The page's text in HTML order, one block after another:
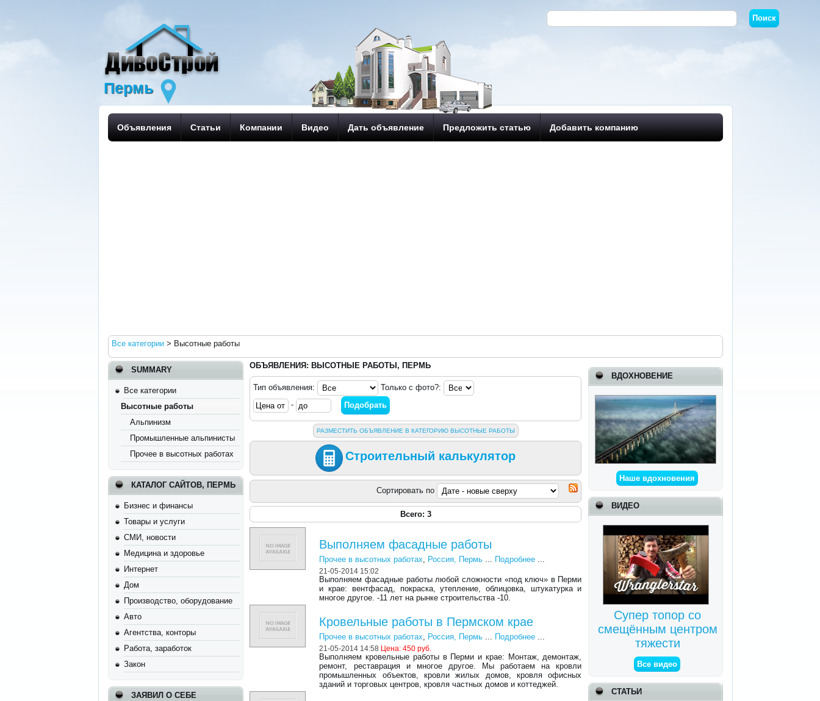
Пермь
Объявления Статьи Компании Видео Дать объявление Предложить статью Добавить компанию
Все категории > Высотные работы
SUMMARY
Все категории
Высотные работы
Альпинизм
Промышленные альпинисты
Прочее в высотных работах
КАТАЛОГ САЙТОВ, ПЕРМЬ
Бизнес и финансы
Товары и услуги
СМИ, новости
Медицина и здоровье
Интернет
Дом
Производство, оборудование
Авто
Агентства, конторы
Работа, заработок
Закон
ЗАЯВИЛ О СЕБЕ
ВДОХНОВЕНИЕ
Наше вдохновения
ВИДЕО
Супер топор со
смещённым центром
тяжести
Все видео
СТАТЬИ
ОБЪЯВЛЕНИЯ: ВЫСОТНЫЕ РАБОТЫ, ПЕРМЬ
Тип объявления:
Только с фото?:
-
РАЗМЕСТИТЬ ОБЪЯВЛЕНИЕ В КАТЕГОРИЮ ВЫСОТНЫЕ РАБОТЫ
Строительный калькулятор
Сортировать по
Всего: 3
Выполняем фасадные работы
Прочее в высотных работах, Россия, Пермь ... Подробнее ...
21-05-2014 15:02
Выполняем фасадные работы любой сложности «под ключ» в Перми
и крае: вентфасад, покраска, утепление, облицовка, штукатурка и
многое другое. -11 лет на рынке строительства -10.
Кровельные работы в Пермском крае
Прочее в высотных работах, Россия, Пермь ... Подробнее ...
21-05-2014 14:58 Цена:450 руб.
Выполняем кровельные работы в Перми и крае: Монтаж, демонтаж,
ремонт, реставрация и многое другое. Мы работаем на кровли
промышленных объектов, кровли жилых домов, кровля офисных
зданий и торговых центров, кровля частных домов и коттеджей.